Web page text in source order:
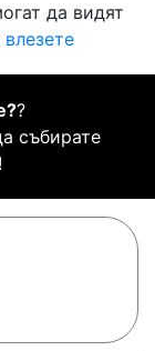
да видят
?
събирате